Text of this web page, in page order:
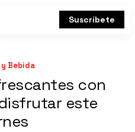
Suscríbete
Bebida
con
este